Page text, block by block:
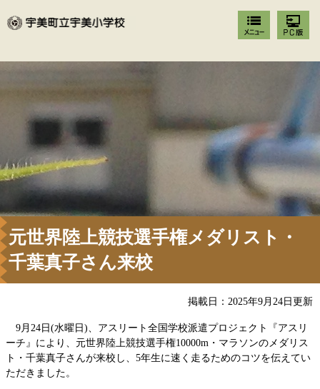
元世界陸上競技選手権メダリスト・
千葉真子さん来校
掲載日：2025年9月24日更新
9月24日(水曜日)、アスリート全国学校派遣プロジェクト『アスリ
ーチ』により、元世界陸上競技選手権10000m・マラソンのメダリス
ト・千葉真子さんが来校し、5年生に速く走るためのコツを伝えてい
ただきました。